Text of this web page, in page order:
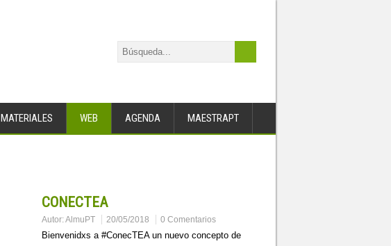
MATERIALES WEB AGENDA MAESTRAPT
CONECTEA
Autor:AlmuPT 20/05/2018 0 Comentarios
Bienvenidxs a #ConecTEA un nuevo concepto de